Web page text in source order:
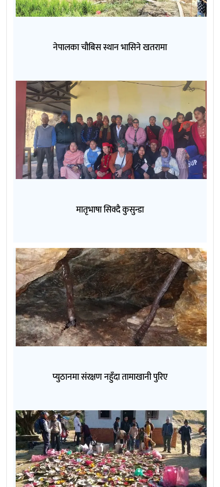
नेपालका चौबिस स्थान भासिने खतरामा
मातृभाषा सिक्दै कुसुन्डा
प्युठानमा संरक्षण नहुँदा तामाखानी पुरिए